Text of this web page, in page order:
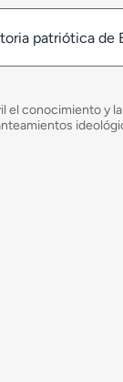
patriótica de
el conocimiento y